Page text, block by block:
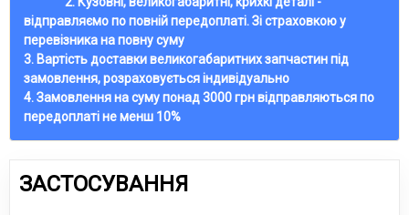
відправляємо по повній передоплаті. Зі страховкою у
перевізника на повну суму
3. Вартість доставки великогабаритних запчастин під
замовлення, розраховується індивідуально
4. Замовлення на суму понад 3000 грн відправляються по
передоплаті не менш 10%
ЗАСТОСУВАННЯ